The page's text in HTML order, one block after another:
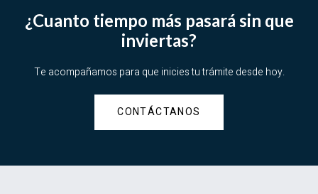
¿Cuanto tiempo más pasará sin que
inviertas?
Te acompañamos para que inicies tu trámite desde hoy.
CONTÁCTANOS